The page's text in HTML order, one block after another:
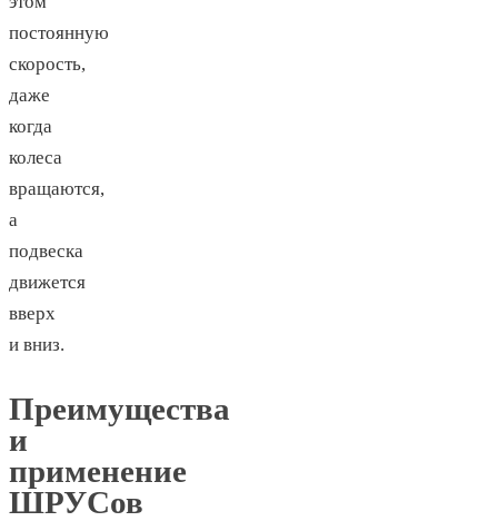
постоянную
скорость,
даже
когда
колеса
вращаются,
а
подвеска
движется
вверх
и вниз.
Преимущества
и
применение
ШРУСов